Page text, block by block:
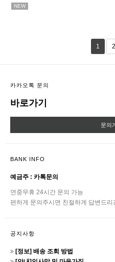
NEW
1 2
카카오톡 문의
바로가기
문의
BANK INFO
예금주 : 카톡문의
연중무휴 24시간 문의 가능
편하게 문의주시면 친절하게 답변드리
공지사항
[정보] 배송 조회 방법